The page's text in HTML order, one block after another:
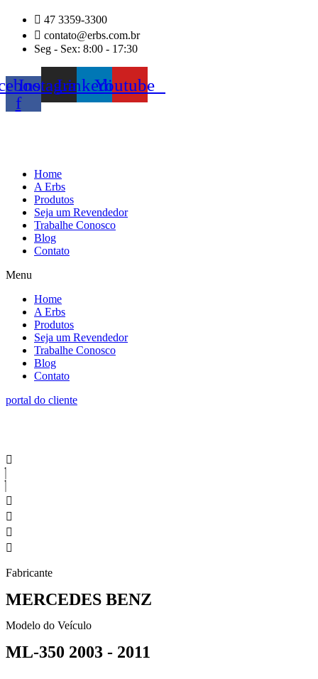
conteúdo
47 3359-3300
contato@erbs.com.br
Seg - Sex: 8:00 - 17:30
f
InstagramLinkedinYoutube
Home
A Erbs
Produtos
Seja um Revendedor
Trabalhe Conosco
Blog
Contato
Menu
Home
A Erbs
Produtos
Seja um Revendedor
Trabalhe Conosco
Blog
Contato
portal do cliente
Fabricante
MERCEDES BENZ
Modelo do Veículo
ML-350 2003 - 2011